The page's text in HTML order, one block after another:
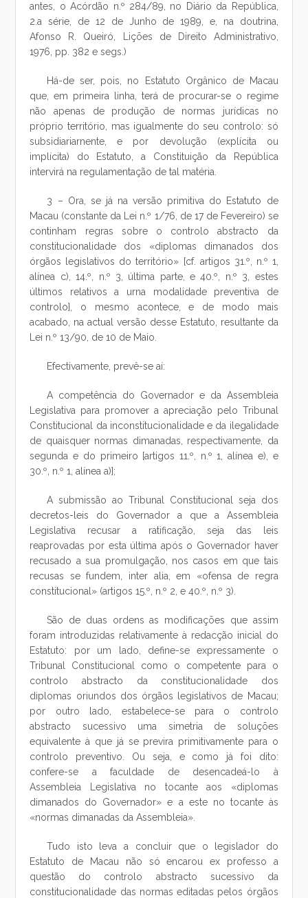
antes, o Acórdão n.º 284/89, no Diário da República,
2.a série, de 12 de Junho de 1989, e, na doutrina,
Afonso R. Queiró, Lições de Direito Administrativo,
1976, pp. 382 e segs.)
Há-de ser, pois, no Estatuto Orgânico de Macau
que, em primeira linha, terá de procurar-se o regime
não apenas de produção de normas jurídicas no
próprio território, mas igualmente do seu controlo: só
subsidiariarnente, e por devolução (explícita ou
implícita) do Estatuto, a Constituição da República
intervirá na regulamentação de tal matéria.
3 – Ora, se já na versão primitiva do Estatuto de
Macau (constante da Lei n.º 1/76, de 17 de Fevereiro) se
continham regras sobre o controlo abstracto da
constitucionalidade dos «diplomas dimanados dos
órgãos legislativos do território» [cf. artigos 31.º, n.º 1,
alínea c), 14.º, n.º 3, última parte, e 40.º, n.º 3, estes
últimos relativos a urna modalidade preventiva de
controlo], o mesmo acontece, e de modo mais
acabado, na actual versão desse Estatuto, resultante da
Lei n.º 13/90, de 10 de Maio.
Efectivamente, prevê-se aí:
A competência do Governador e da Assembleia
Legislativa para promover a apreciação pelo Tribunal
Constitucional da inconstitucionalidade e da ilegalidade
de quaisquer normas dimanadas, respectivamente, da
segunda e do primeiro [artigos 11.º, n.º 1, alínea e), e
30.º, n.º 1, alínea a)];
A submissão ao Tribunal Constitucional seja dos
decretos-leis do Governador a que a Assembleia
Legislativa recusar a ratificação, seja das leis
reaprovadas por esta última após o Governador haver
recusado a sua promulgação, nos casos em que tais
recusas se fundem, inter alia, em «ofensa de regra
constitucional» (artigos 15.º, n.º 2, e 40.º, n.º 3).
São de duas ordens as modificações que assim
foram introduzidas relativamente à redacção inicial do
Estatuto: por um lado, define-se expressamente o
Tribunal Constitucional como o competente para o
controlo abstracto da constitucionalidade dos
diplomas oriundos dos órgãos legislativos de Macau;
por outro lado, estabelece-se para o controlo
abstracto sucessivo uma simetria de soluções
equivalente à que já se previra primitivamente para o
controlo preventivo. Ou seja, e como já foi dito:
confere-se a faculdade de desencadeá-lo à
Assembleia Legislativa no tocante aos «diplomas
dimanados do Governador» e a este no tocante às
«normas dimanadas da Assembleia».
Tudo isto leva a concluir que o legislador do
Estatuto de Macau não só encarou ex professo a
questão do controlo abstracto sucessivo da
constitucionalidade das normas editadas pelos órgãos